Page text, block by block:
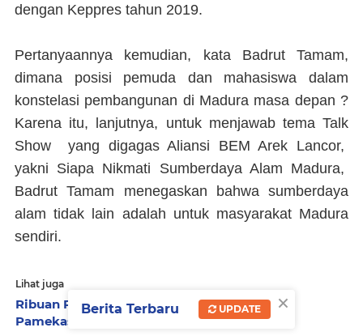
dengan Keppres tahun 2019.
Pertanyaannya kemudian, kata Badrut Tamam,
dimana posisi pemuda dan mahasiswa dalam
konstelasi pembangunan di Madura masa depan ?
Karena itu, lanjutnya, untuk menjawab tema Talk
Show yang digagas Aliansi BEM Arek Lancor,
yakni Siapa Nikmati Sumberdaya Alam Madura,
Badrut Tamam menegaskan bahwa sumberdaya
alam tidak lain adalah untuk masyarakat Madura
sendiri.
Lihat juga
Ribuan Pekerja SPPG Demo di Depan DPRD
Pamekasan Dukung Program MBG
×
Berita Terbaru UPDATE